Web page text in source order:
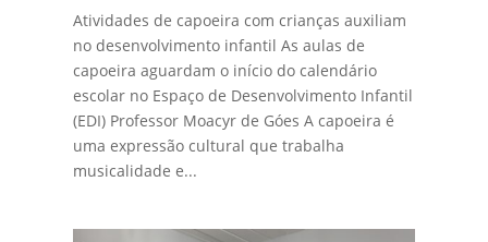
Atividades de capoeira com crianças auxiliam
no desenvolvimento infantil As aulas de
capoeira aguardam o início do calendário
escolar no Espaço de Desenvolvimento Infantil
(EDI) Professor Moacyr de Góes A capoeira é
uma expressão cultural que trabalha
musicalidade e...